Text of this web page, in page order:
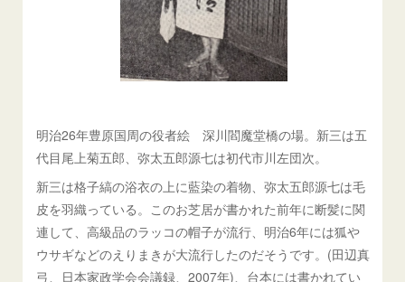
明治26年豊原国周の役者絵 深川閻魔堂橋の場。新三は五
代目尾上菊五郎、弥太五郎源七は初代市川左団次。
新三は格子縞の浴衣の上に藍染の着物、弥太五郎源七は毛
皮を羽織っている。このお芝居が書かれた前年に断髪に関
連して、高級品のラッコの帽子が流行、明治6年には狐や
ウサギなどのえりまきが大流行したのだそうです。(田辺真
弓、日本家政学会会議録、2007年)、台本には書かれてい